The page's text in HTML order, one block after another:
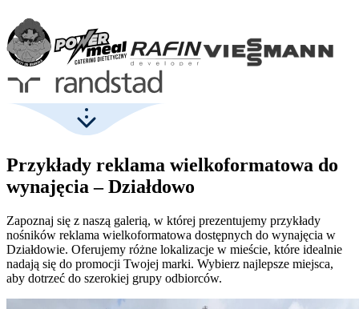
Przykłady reklama wielkoformatowa do
wynajęcia – Działdowo
Zapoznaj się z naszą galerią, w której prezentujemy przykłady
nośników reklama wielkoformatowa dostępnych do wynajęcia w
Działdowie. Oferujemy różne lokalizacje w mieście, które idealnie
nadają się do promocji Twojej marki. Wybierz najlepsze miejsca,
aby dotrzeć do szerokiej grupy odbiorców.